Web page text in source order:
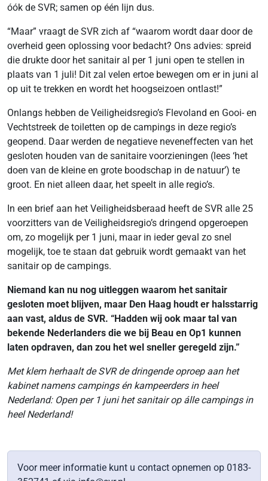
óók de SVR; samen op één lijn dus.
“Maar” vraagt de SVR zich af “waarom wordt daar door de
overheid geen oplossing voor bedacht? Ons advies: spreid
die drukte door het sanitair al per 1 juni open te stellen in
plaats van 1 juli! Dit zal velen ertoe bewegen om er in juni al
op uit te trekken en wordt het hoogseizoen ontlast!”
Onlangs hebben de Veiligheidsregio’s Flevoland en Gooi- en
Vechtstreek de toiletten op de campings in deze regio’s
geopend. Daar werden de negatieve neveneffecten van het
gesloten houden van de sanitaire voorzieningen (lees ‘het
doen van de kleine en grote boodschap in de natuur’) te
groot. En niet alleen daar, het speelt in alle regio’s.
In een brief aan het Veiligheidsberaad heeft de SVR alle 25
voorzitters van de Veiligheidsregio’s dringend opgeroepen
om, zo mogelijk per 1 juni, maar in ieder geval zo snel
mogelijk, toe te staan dat gebruik wordt gemaakt van het
sanitair op de campings.
Niemand kan nu nog uitleggen waarom het sanitair
gesloten moet blijven, maar Den Haag houdt er halsstarrig
aan vast, aldus de SVR. “Hadden wij ook maar tal van
bekende Nederlanders die we bij Beau en Op1 kunnen
laten opdraven, dan zou het wel sneller geregeld zijn.”
Met klem herhaalt de SVR de dringende oproep aan het
kabinet namens campings énkampeerders in heel
Nederland: Open per 1 juni het sanitair op állecampings in
heel Nederland!
Voor meer informatie kunt u contact opnemen op 0183-